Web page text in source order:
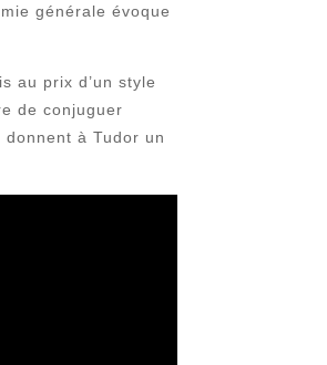
générale évoque
au prix d’un style
de conjuguer
à Tudor un